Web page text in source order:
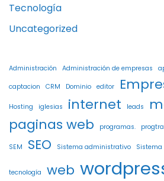
Tecnología
Uncategorized
Administración Administración de empresas
captacion CRM Dominio editor
Hosting iglesias internet leads
paginas web
programas.
SEM SEO Sistema administrativo
tecnología web